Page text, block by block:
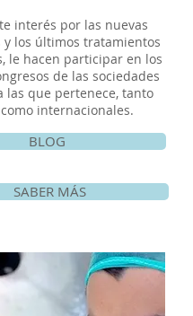
interés por las nuevas
y los últimos tratamientos
le hacen participar en los
de las sociedades
las que pertenece, tanto
internacionales.
BLOG
SABER MÁS